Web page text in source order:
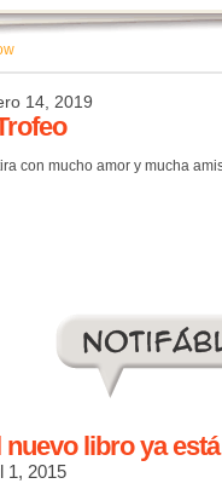
14, 2019
con mucho amor y mucha
nuevo libro ya
1, 2015